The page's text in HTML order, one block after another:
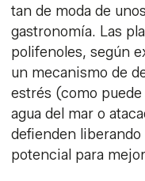
tan de moda de
gastronomía. Las
polifenoles, según
un mecanismo de
estrés (como
agua del mar o
defienden
potencial para